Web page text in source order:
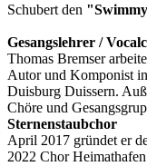
Schubert den
Gesangslehrer /
Thomas Bremser
Autor und Komponist
Duisburg Duissern.
Chöre und
Sternenstaubchor
April 2017 gründet er
2022 Chor